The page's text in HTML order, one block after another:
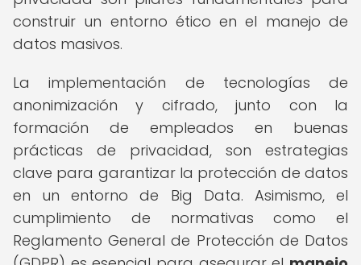
construir un entorno ético en el manejo de
datos masivos.
La implementación de tecnologías de
anonimización y cifrado, junto con la
formación de empleados en buenas
prácticas de privacidad, son estrategias
clave para garantizar la protección de datos
en un entorno de Big Data. Asimismo, el
cumplimiento de normativas como el
Reglamento General de Protección de Datos